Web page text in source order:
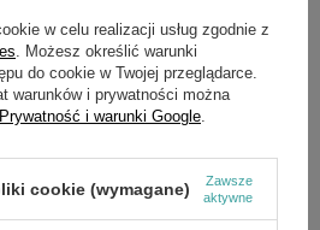
w celu realizacji usług zgodnie z
. Możesz określić warunki
do cookie w Twojej przeglądarce.
warunków i prywatności można
Prywatność i warunki Google
cookie (wymagane)
Zawsze
aktywne